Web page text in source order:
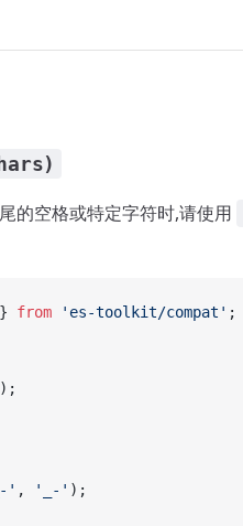
的空格或特定字符时,请使用
from 'es-toolkit/compat' ;
);
' , '_-' );